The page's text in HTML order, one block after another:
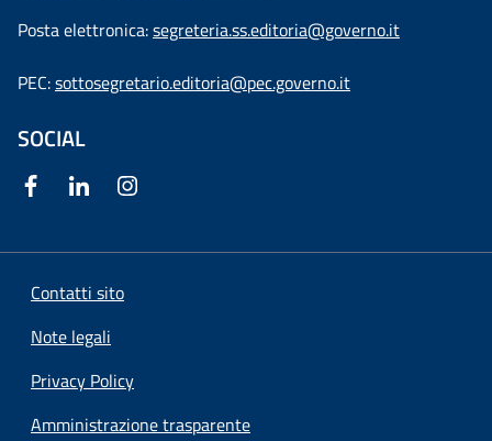
Posta elettronica:segreteria.ss.editoria@governo.it
PEC:sottosegretario.editoria@pec.governo.it
SOCIAL
Contatti sito
Note legali
Privacy Policy
Amministrazione trasparente